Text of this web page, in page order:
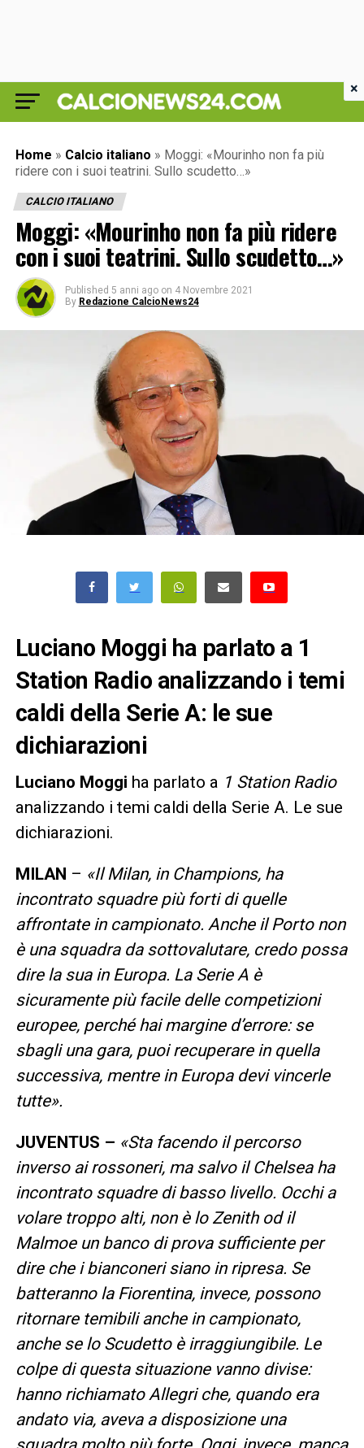
Home » Calcio italiano » Moggi: «Mourinho non fa più
ridere con i suoi teatrini. Sullo scudetto…»
CALCIO ITALIANO
Moggi: «Mourinho non fa più ridere
con i suoi teatrini. Sullo scudetto…»
Published 5 anni ago on 4 Novembre 2021
By Redazione CalcioNews24
Luciano Moggi ha parlato a 1
Station Radio analizzando i temi
caldi della Serie A: le sue
dichiarazioni
Luciano Moggi ha parlato a 1 Station Radio
analizzando i temi caldi della Serie A. Le sue
dichiarazioni.
MILAN – «Il Milan, in Champions, ha
incontrato squadre più forti di quelle
affrontate in campionato. Anche il Porto non
è una squadra da sottovalutare, credo possa
dire la sua in Europa. La Serie A è
sicuramente più facile delle competizioni
europee, perché hai margine d’errore: se
sbagli una gara, puoi recuperare in quella
successiva, mentre in Europa devi vincerle
tutte».
JUVENTUS – «Sta facendo il percorso
inverso ai rossoneri, ma salvo il Chelsea ha
incontrato squadre di basso livello. Occhi a
volare troppo alti, non è lo Zenith od il
Malmoe un banco di prova sufficiente per
dire che i bianconeri siano in ripresa. Se
batteranno la Fiorentina, invece, possono
ritornare temibili anche in campionato,
anche se lo Scudetto è irraggiungibile. Le
colpe di questa situazione vanno divise:
hanno richiamato Allegri che, quando era
andato via, aveva a disposizione una
×